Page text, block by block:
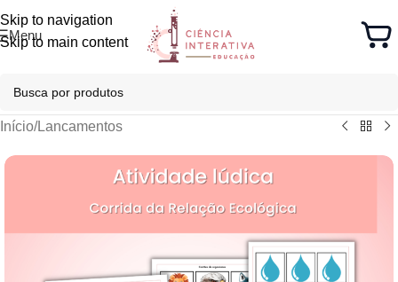
Skip to navigation
Skip to main content
Menu
Início/Lancamentos